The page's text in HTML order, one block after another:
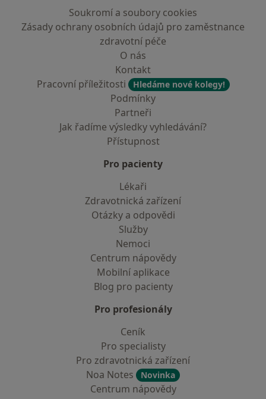
Soukromí a soubory cookies
Zásady ochrany osobních údajů pro zaměstnance
zdravotní péče
O nás
Kontakt
Pracovní příležitosti
Hledáme nové kolegy!
Podmínky
Partneři
Jak řadíme výsledky vyhledávání?
Přístupnost
Pro pacienty
Lékaři
Zdravotnická zařízení
Otázky a odpovědi
Služby
Nemoci
Centrum nápovědy
Mobilní aplikace
Blog pro pacienty
Pro profesionály
Ceník
Pro specialisty
Pro zdravotnická zařízení
Noa Notes
Novinka
Centrum nápovědy